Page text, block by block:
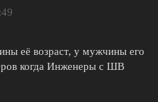
её возраст, у мужчины его
когда Инженеры с ШВ